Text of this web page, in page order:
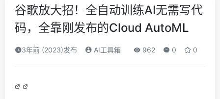
谷歌放大招！全自动训练AI无需写代
码，全靠刚发布的Cloud AutoML
3年前 (2023)发布 AI工具箱 962 0 0